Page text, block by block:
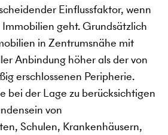
Einflussfaktor, wenn
geht. Grundsätzlich
in Zentrumsnähe mit
Anbindung höher als der von
erschlossenen Peripherie.
bei der Lage zu berücksichtigen
von
Schulen, Krankenhäusern,